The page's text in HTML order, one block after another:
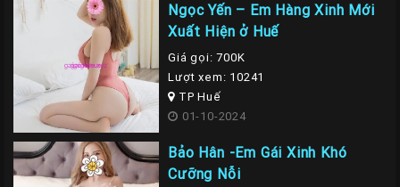
Ngọc Yến – Em Hàng Xinh Mới
Xuất Hiện ở Huế
Giá gọi: 700K
Lượt xem: 10241
TP Huế
01-10-2024
Bảo Hân -Em Gái Xinh Khó
Cưỡng Nỗi